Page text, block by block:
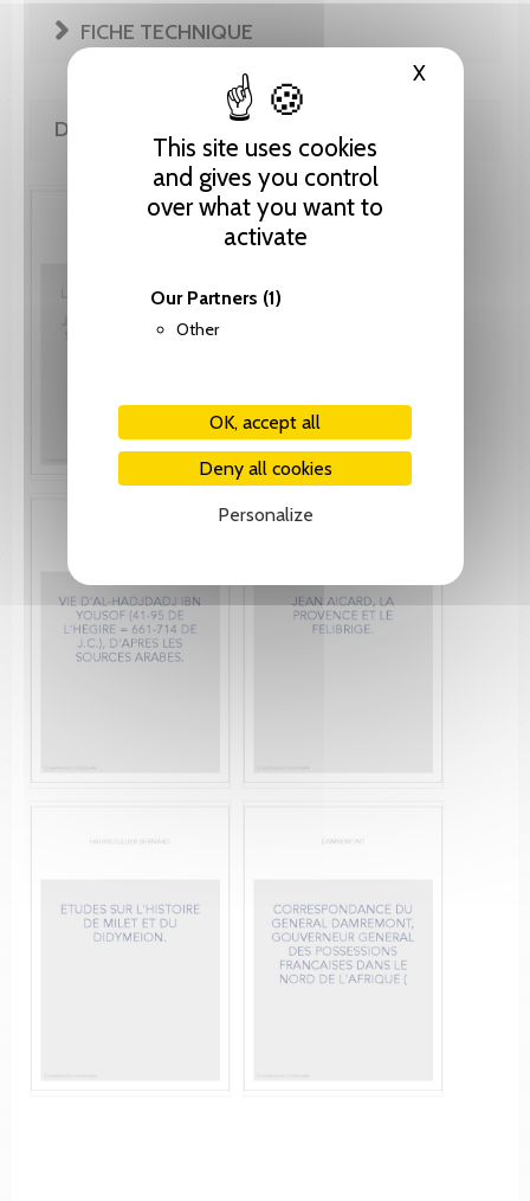
This site uses cookies
and gives you control
over what you want to
activate
Our Partners (1)
Other
OK, accept all
Deny all cookies
Personalize
XHide
FICHE TECHNIQUE
DE LA MÊME COLLECTION